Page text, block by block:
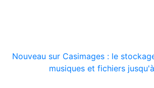
Nouveau sur Casimages : le
musiques et fichiers